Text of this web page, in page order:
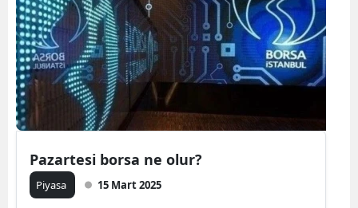
Pazartesi borsa ne olur?
Piyasa 15 Mart 2025